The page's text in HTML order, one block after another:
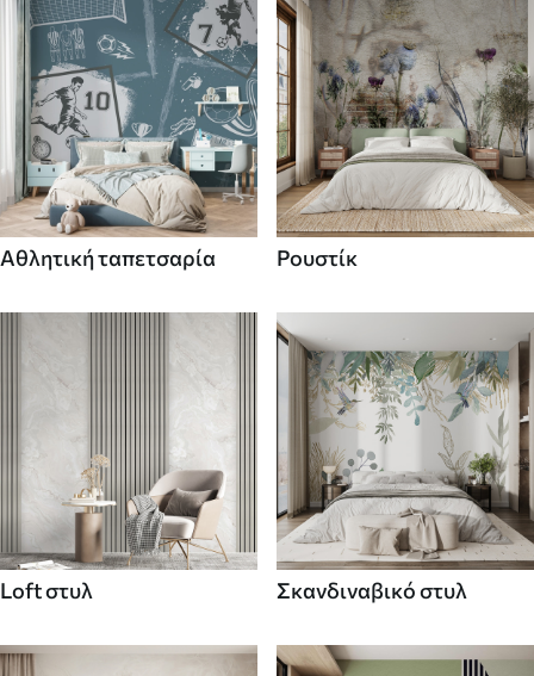
Αθλητική ταπετσαρία Ρουστίκ
Loft στυλ Σκανδιναβικό στυλ